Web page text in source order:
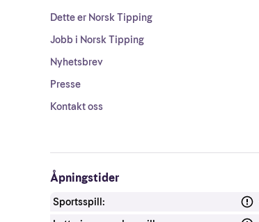
Dette er Norsk Tipping
Jobb i Norsk Tipping
Nyhetsbrev
Presse
Kontakt oss
Åpningstider
Sportsspill: